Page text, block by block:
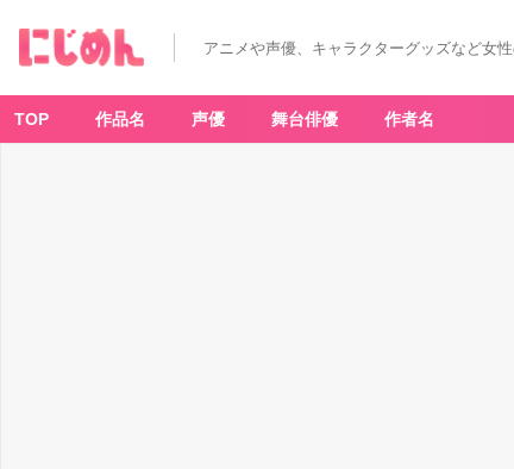
アニメや声優、キャラクターグッズなど女
TOP 作品名 声優 舞台俳優 作者名